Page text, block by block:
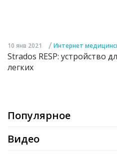
10 янв 2021 / Интернет
Strados RESP: устройство
легких
Популярное
Видео